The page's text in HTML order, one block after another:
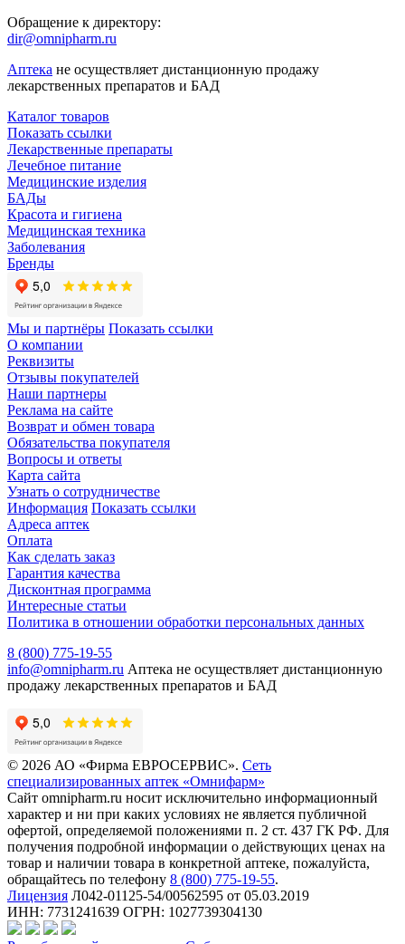
Обращение к директору:
dir@omnipharm.ru
Аптека не осуществляет дистанционную продажу
лекарственных препаратов и БАД
Каталог товаров
Показать ссылки
Лекарственные препараты
Лечебное питание
Медицинские изделия
БАДы
Красота и гигиена
Медицинская техника
Заболевания
Бренды
Мы и партнёры Показать ссылки
О компании
Реквизиты
Отзывы покупателей
Наши партнеры
Реклама на сайте
Возврат и обмен товара
Обязательства покупателя
Вопросы и ответы
Карта сайта
Узнать о сотрудничестве
Информация Показать ссылки
Адреса аптек
Оплата
Как сделать заказ
Гарантия качества
Дисконтная программа
Интересные статьи
Политика в отношении обработки персональных данных
8 (800) 775-19-55
info@omnipharm.ru Аптека не осуществляет дистанционную
продажу лекарственных препаратов и БАД
© 2026 АО «Фирма ЕВРОСЕРВИС». Сеть
специализированных аптек «Омнифарм»
Сайт omnipharm.ru носит исключительно информационный
характер и ни при каких условиях не является публичной
офертой, определяемой положениями п. 2 ст. 437 ГК РФ. Для
получения подробной информации о действующих ценах на
товар и наличии товара в конкретной аптеке, пожалуйста,
обращайтесь по телефону 8 (800) 775-19-55.
Лицензия Л042-01125-54/00562595 от 05.03.2019
ИНН: 7731241639 ОГРН: 1027739304130